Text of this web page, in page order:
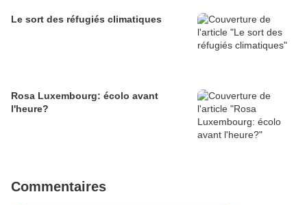
Le sort des réfugiés climatiques
Rosa Luxembourg: écolo avant
l'heure?
Commentaires